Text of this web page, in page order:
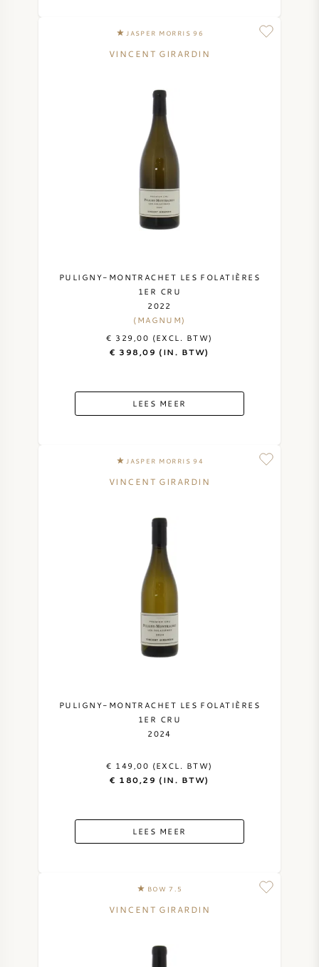
JASPER MORRIS 96
VINCENT GIRARDIN
PULIGNY-MONTRACHET LES FOLATIÈRES
1ER CRU
2022
(MAGNUM)
€ 329,00 (EXCL. BTW)
€ 398,09 (IN. BTW)
LEES MEER
JASPER MORRIS 94
VINCENT GIRARDIN
PULIGNY-MONTRACHET LES FOLATIÈRES
1ER CRU
2024
€ 149,00 (EXCL. BTW)
€ 180,29 (IN. BTW)
LEES MEER
BOW 7.5
VINCENT GIRARDIN